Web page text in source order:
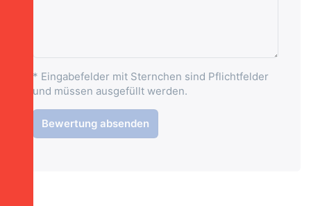
* Eingabefelder mit Sternchen sind Pflichtfelder
und müssen ausgefüllt werden.
Bewertung absenden